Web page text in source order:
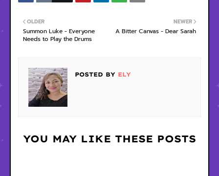
NEWER
A Bitter Canvas - Dear Sarah
OLDER
Summon Luke - Everyone
Needs to Play the Drums
POSTED BY ELY
YOU MAY LIKE THESE POSTS